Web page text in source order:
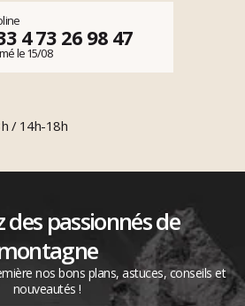
4 73 26 98 47
le 15/08
/ 14h-18h
des passionnés de
nos bons plans, astuces, conseils et
nouveautés !